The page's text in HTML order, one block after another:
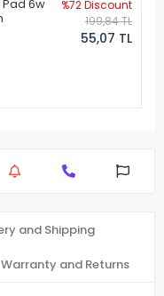
6w
%72 Discount
199,84 TL
55,07 TL
and Shipping
Warranty and Returns